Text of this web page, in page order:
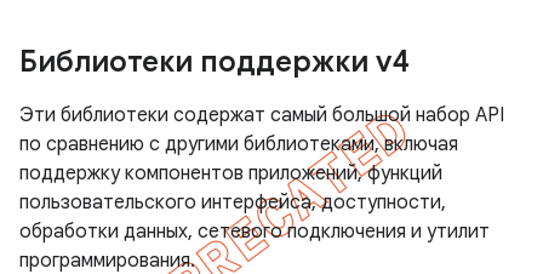
Библиотеки поддержки v4
Эти библиотеки содержат самый большой набор API
по сравнению с другими библиотеками, включая
поддержку компонентов приложений, функций
пользовательского интерфейса, доступности,
обработки данных, сетевого подключения и утилит
программирования.